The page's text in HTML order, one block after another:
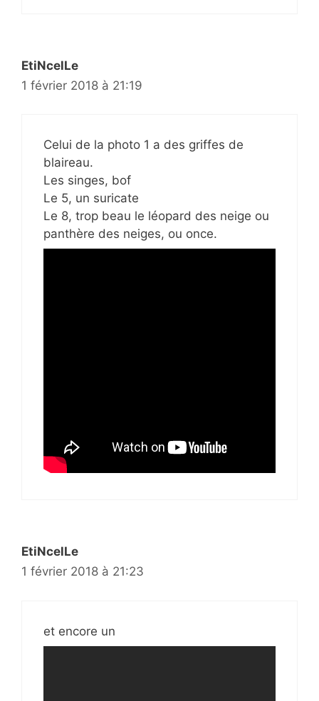
EtiNcelLe
1 février 2018 à 21:19
Celui de la photo 1 a des griffes de
blaireau.
Les singes, bof
Le 5, un suricate
Le 8, trop beau le léopard des neige ou
panthère des neiges, ou once.
EtiNcelLe
1 février 2018 à 21:23
et encore un